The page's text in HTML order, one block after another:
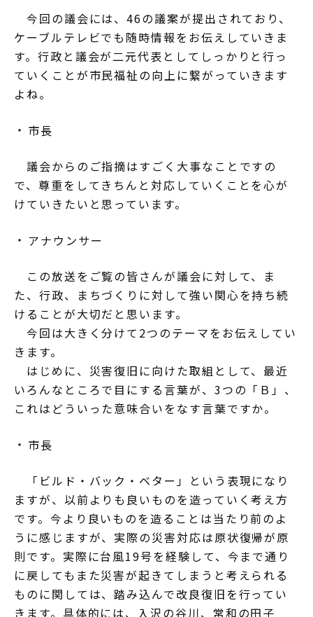
今回の議会には、46の議案が提出されており、
ケーブルテレビでも随時情報をお伝えしていきま
す。行政と議会が二元代表としてしっかりと行っ
ていくことが市民福祉の向上に繋がっていきます
よね。
市長
議会からのご指摘はすごく大事なことですの
で、尊重をしてきちんと対応していくことを心が
けていきたいと思っています。
アナウンサー
この放送をご覧の皆さんが議会に対して、ま
た、行政、まちづくりに対して強い関心を持ち続
けることが大切だと思います。
今回は大きく分けて2つのテーマをお伝えしてい
きます。
はじめに、災害復旧に向けた取組として、最近
いろんなところで目にする言葉が、3つの「Ｂ」、
これはどういった意味合いをなす言葉ですか。
市長
「ビルド・バック・ベター」という表現になり
ますが、以前よりも良いものを造っていく考え方
です。今より良いものを造ることは当たり前のよ
うに感じますが、実際の災害対応は原状復帰が原
則です。実際に台風19号を経験して、今まで通り
に戻してもまた災害が起きてしまうと考えられる
ものに関しては、踏み込んで改良復旧を行ってい
きます。具体的には、入沢の谷川、常和の田子